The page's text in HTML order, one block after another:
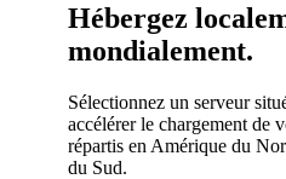
Hébergez
mondialement.
Sélectionnez un serveur
accélérer le chargement de
répartis en Amérique du
du Sud.